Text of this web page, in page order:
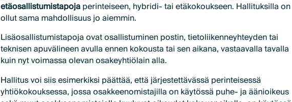
etäosallistumistapojaperinteiseen, hybridi- tai etäkokoukseen. Hallituksilla on
ollut sama mahdollisuus jo aiemmin.
Lisäosallistumistapoja ovat osallistuminen postin, tietoliikenneyhteyden tai
teknisen apuvälineen avulla ennen kokousta tai sen aikana, vastaavalla tavalla
kuin nyt voimassa olevan osakeyhtiölain alla.
Hallitus voi siis esimerkiksi päättää, että järjestettävässä perinteisessä
yhtiökokouksessa, jossa osakkeenomistajilla on käytössä puhe- ja äänioikeus